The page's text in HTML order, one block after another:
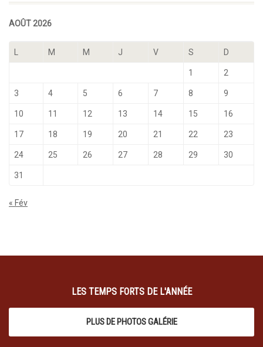
AOÛT 2026
M M J V S D
1 2
3 4 5 6 7 8 9
10 11 12 13 14 15 16
17 18 19 20 21 22 23
24 25 26 27 28 29 30
31
« Fév
LES TEMPS FORTS DE L'ANNÉE
PLUS DE PHOTOS GALÉRIE